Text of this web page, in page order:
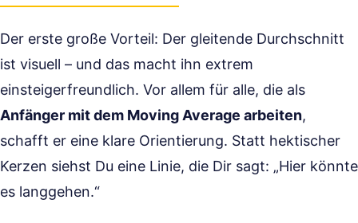
Der erste große Vorteil: Der gleitende Durchschnitt
ist visuell – und das macht ihn extrem
einsteigerfreundlich. Vor allem für alle, die als
Anfänger mit dem Moving Average arbeiten,
schafft er eine klare Orientierung. Statt hektischer
Kerzen siehst Du eine Linie, die Dir sagt: „Hier könnte
es langgehen.“